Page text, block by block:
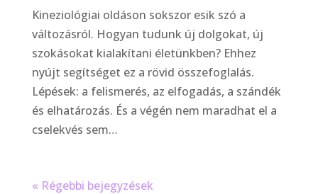
Kineziológiai oldáson sokszor esik szó a
változásról. Hogyan tudunk új dolgokat, új
szokásokat kialakítani életünkben? Ehhez
nyújt segítséget ez a rövid összefoglalás.
Lépések: a felismerés, az elfogadás, a szándék
és elhatározás. És a végén nem maradhat el a
cselekvés sem…
« Régebbi bejegyzések